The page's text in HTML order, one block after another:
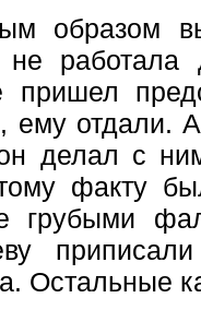
образом
не
пришел
ему отдали.
делал с
факту
грубыми
Остальные